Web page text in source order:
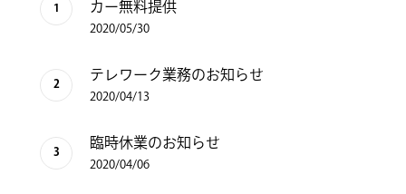
カー無料提供
2020/05/30
テレワーク業務のお知らせ
2020/04/13
臨時休業のお知らせ
2020/04/06